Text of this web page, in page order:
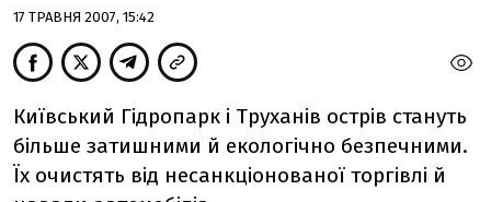
17 ТРАВНЯ 2007, 15:42
Київський Гідропарк і Труханів острів стануть
більше затишними й екологічно безпечними.
Їх очистять від несанкціонованої торгівлі й